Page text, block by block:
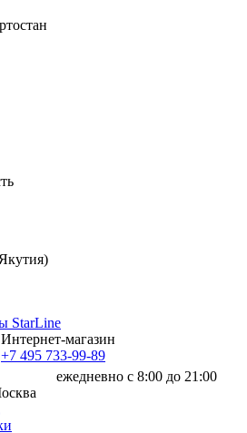
StarLine
Интернет-магазин
+7 495 733-99-89
ежедневно с 8:00 до 21:00